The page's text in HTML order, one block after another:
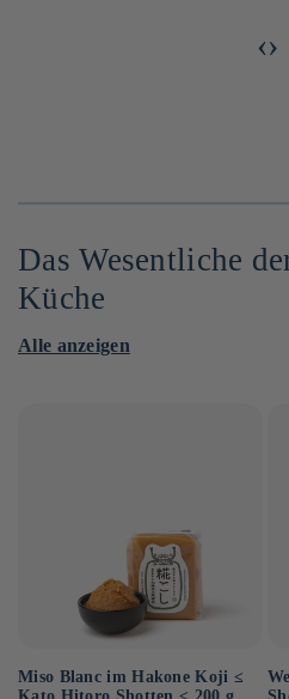
‹›
Das Wesentliche
Küche
Alle anzeigen
Miso Blanc im Hakone Koji ≤